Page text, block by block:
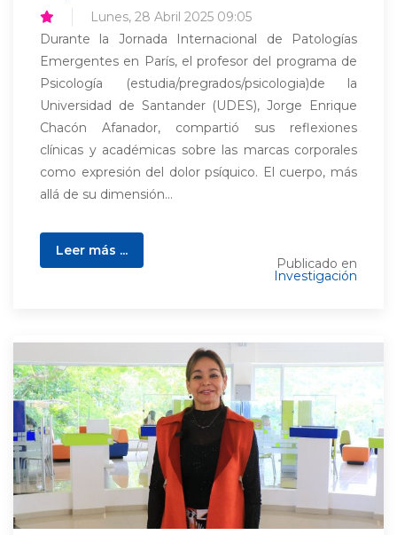
Lunes, 28 Abril 2025 09:05
Durante la Jornada Internacional de Patologías
Emergentes en París, el profesor del programa de
Psicología (estudia/pregrados/psicologia)de la
Universidad de Santander (UDES), Jorge Enrique
Chacón Afanador, compartió sus reflexiones
clínicas y académicas sobre las marcas corporales
como expresión del dolor psíquico. El cuerpo, más
allá de su dimensión...
Leer más ...
Publicado en
Investigación